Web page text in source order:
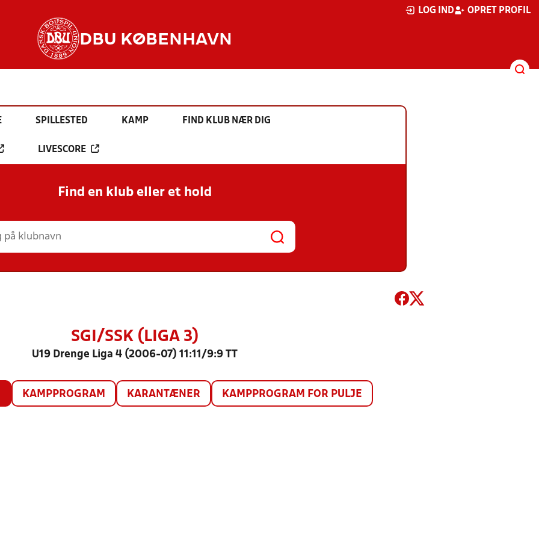
LOG IND OPRET PROFIL
DBU KØBENHAVN
SPILLESTED KAMP FIND KLUB NÆR DIG
LIVESCORE
Find en klub eller et hold
SGI/SSK (LIGA 3)
U19 Drenge Liga 4 (2006-07) 11:11/9:9 TT
KAMPPROGRAM KARANTÆNER KAMPPROGRAM FOR PULJE